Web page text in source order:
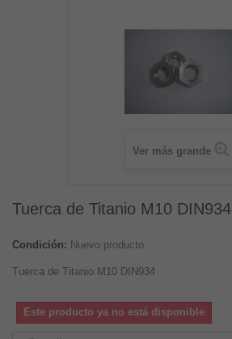
Ver más grande
Tuerca de Titanio M10 DIN934
Condición: Nuevo producto
Tuerca de Titanio M10 DIN934
Este producto ya no está disponible